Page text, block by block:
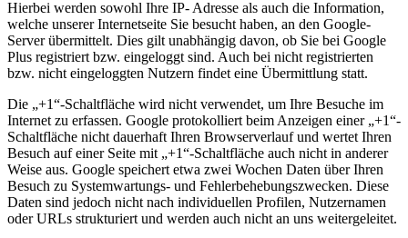
Hierbei werden sowohl Ihre IP- Adresse als auch die Information,
welche unserer Internetseite Sie besucht haben, an den Google-
Server übermittelt. Dies gilt unabhängig davon, ob Sie bei Google
Plus registriert bzw. eingeloggt sind. Auch bei nicht registrierten
bzw. nicht eingeloggten Nutzern findet eine Übermittlung statt.
Die „+1“-Schaltfläche wird nicht verwendet, um Ihre Besuche im
Internet zu erfassen. Google protokolliert beim Anzeigen einer „+1“-
Schaltfläche nicht dauerhaft Ihren Browserverlauf und wertet Ihren
Besuch auf einer Seite mit „+1“-Schaltfläche auch nicht in anderer
Weise aus. Google speichert etwa zwei Wochen Daten über Ihren
Besuch zu Systemwartungs- und Fehlerbehebungszwecken. Diese
Daten sind jedoch nicht nach individuellen Profilen, Nutzernamen
oder URLs strukturiert und werden auch nicht an uns weitergeleitet.